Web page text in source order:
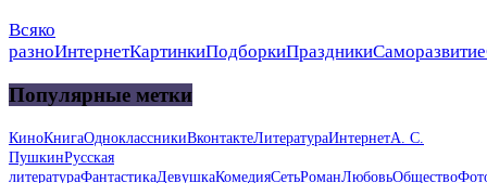
Всяко
разноИнтернетКартинкиПодборкиПраздникиСаморазвитие
Популярные метки
КиноКнигаОдноклассникиВконтактеЛитератураИнтернетА. С.
ПушкинРусская
литератураФантастикаДевушкаКомедияСетьРоманЛюбовьОбщество